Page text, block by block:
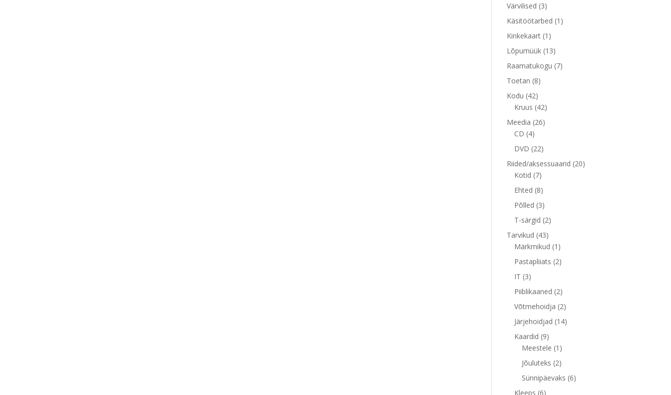
Värvilised 33
toodet
Käsitöötarbed 1 1
Kinkekaart 1 1
toode
Lõpumüük 1313
toodet
Raamatukogu 77
Toetan 88
Kodu 4242
toodet
Kruus 4242
Meedia 2626
CD 44
toodet
DVD 2222
Riided/aksessuaarid 2020
Kotid 77
toodet
Ehted 88
toodet
Põlled 33
toodet
T-särgid 22
Tarvikud 4343
toodet
Märkmikud 1 1
toode
Pastapliiats 22
IT 33
toodet
Piiblikaaned 22
toodet
Võtmehoidja 22
toodet
Järjehoidjad 1414
Kaardid 99
toodet
Meestele 1 1
toode
Jõuluteks 22
toodet
Sünnipäevaks 66
Kleeps 66